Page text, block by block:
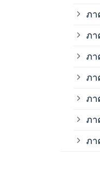
ภา
ภา
ภา
ภา
ภา
ภา
ภา